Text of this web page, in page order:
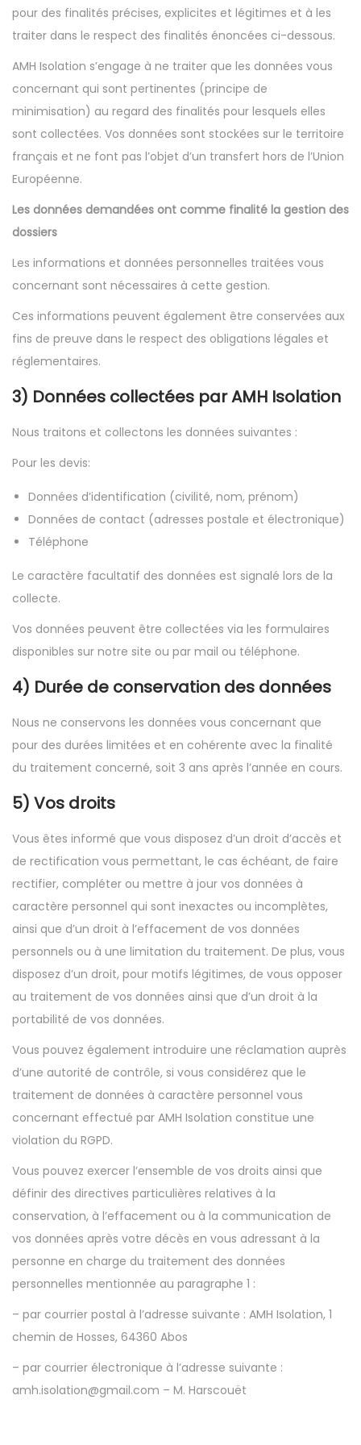
pour des finalités précises, explicites et légitimes et à les
traiter dans le respect des finalités énoncées ci-dessous.
AMH Isolation s’engage à ne traiter que les données vous
concernant qui sont pertinentes (principe de
minimisation) au regard des finalités pour lesquels elles
sont collectées. Vos données sont stockées sur le territoire
français et ne font pas l’objet d’un transfert hors de l’Union
Européenne.
Les données demandées ont comme finalité la gestion des
dossiers
Les informations et données personnelles traitées vous
concernant sont nécessaires à cette gestion.
Ces informations peuvent également être conservées aux
fins de preuve dans le respect des obligations légales et
réglementaires.
3) Données collectées parAMH Isolation
Nous traitons et collectons les données suivantes :
Pour les devis:
Données d’identification (civilité, nom, prénom)
Données de contact (adresses postale et électronique)
Téléphone
Le caractère facultatif des données est signalé lors de la
collecte.
Vos données peuvent être collectées via les formulaires
disponibles sur notre site ou par mail ou téléphone.
4) Durée de conservation des données
Nous ne conservons les données vous concernant que
pour des durées limitées et en cohérente avec la finalité
du traitement concerné, soit 3 ans après l’année en cours.
5) Vos droits
Vous êtes informé que vous disposez d’un droit d’accès et
de rectification vous permettant, le cas échéant, de faire
rectifier, compléter ou mettre à jour vos données à
caractère personnel qui sont inexactes ou incomplètes,
ainsi que d’un droit à l’effacement de vos données
personnels ou à une limitation du traitement. De plus, vous
disposez d’un droit, pour motifs légitimes, de vous opposer
au traitement de vos données ainsi que d’un droit à la
portabilité de vos données.
Vous pouvez également introduire une réclamation auprès
d’une autorité de contrôle, si vous considérez que le
traitement de données à caractère personnel vous
concernant effectué par AMH Isolation constitue une
violation du RGPD.
Vous pouvez exercer l’ensemble de vos droits ainsi que
définir des directives particulières relatives à la
conservation, à l’effacement ou à la communication de
vos données après votre décès en vous adressant à la
personne en charge du traitement des données
personnelles mentionnée au paragraphe 1 :
– par courrier postal à l’adresse suivante : AMH Isolation, 1
chemin de Hosses, 64360 Abos
– par courrier électronique à l’adresse suivante :
amh.isolation@gmail.com – M. Harscouët